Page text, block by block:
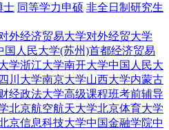
士 同等学力申硕 非全日制研究生
外经济贸易大学对外经贸大学
国人民大学(苏州)首都经济贸易
学浙江大学南开大学中国人民大
四川大学南京大学山西大学内蒙古
经政法大学高级课程班考前辅导
北京航空航天大学北京体育大学
京信息科技大学中国金融学院中